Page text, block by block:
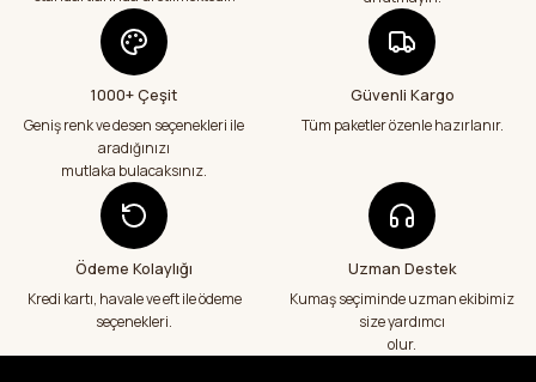
geçenlere teşekkür ediyorum
Abdurrahman Samsur | 24/07/2026
Aradığım kumaşçı artık hep buradan alış
veriş yapacağım in şa Allah çünkü 4 farklı
kumaş aldım hem ölçü olarak hem
görüntü,doku olarak çok memnun kaldım
emeği geçenlere teşekkür ediyorum
A... S... | 24/07/2026
Fiyatlar uygun ve çok fazla seçenek var
büyük kolaylık emeği geçenlere teşekkür
1000+ Çeşit
Geniş renk ve desen seçenekleri ile
aradığınızı
mutlaka bulacaksınız.
Güvenli Kargo
Tüm paketler özenle hazırlanır.
Ödeme Kolaylığı
Kredi kartı, havale ve eft ile ödeme
seçenekleri.
Uzman Destek
Kumaş seçiminde uzman ekibimiz
size yardımcı
olur.